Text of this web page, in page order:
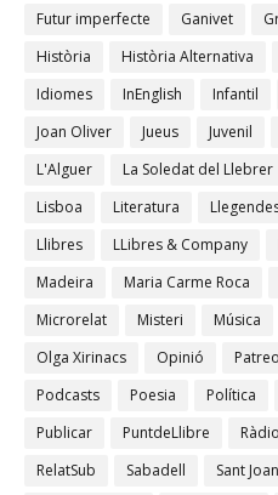
Futur imperfecte
Ganivet
Història
Història Alternativa
Idiomes
InEnglish Infantil
Joan Oliver
Jueus Juvenil
L'Alguer
La Soledat del Llebrer
Lisboa
Literatura
Llibres
LLibres & Company
Madeira
Maria Carme Roca
Microrelat
Misteri Música
Olga Xirinacs
Opinió
Podcasts
Poesia Política
Publicar
PuntdeLlibre Ràdio
RelatSub
Sabadell Sant Joan